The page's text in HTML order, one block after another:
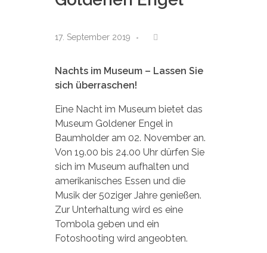
17. September 2019
Nachts im Museum – Lassen Sie
sich überraschen!
Eine Nacht im Museum bietet das
Museum Goldener Engel in
Baumholder am 02. November an.
Von 19.00 bis 24.00 Uhr dürfen Sie
sich im Museum aufhalten und
amerikanisches Essen und die
Musik der 50ziger Jahre genießen.
Zur Unterhaltung wird es eine
Tombola geben und ein
Fotoshooting wird angeobten.